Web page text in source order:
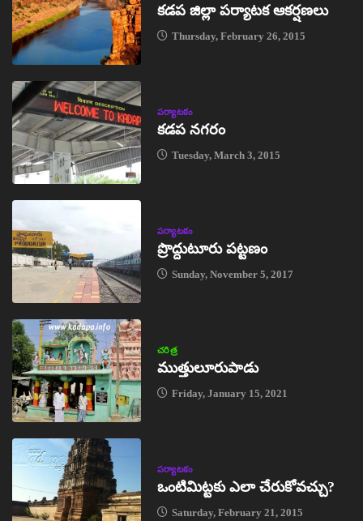
కడప జిల్లా పర్యాటక ఆకర్షణలు
Thursday, February 26, 2015
పర్యాటకం
కడప నగరం
Tuesday, March 3, 2015
పర్యాటకం
ప్రొద్దుటూరు పట్టణం
Sunday, November 5, 2017
చరిత్ర
ముత్తులూరుపాడు
Friday, January 15, 2021
పర్యాటకం
ఒంటిమిట్టకు ఎలా చేరుకోవచ్చు?
Saturday, February 21, 2015